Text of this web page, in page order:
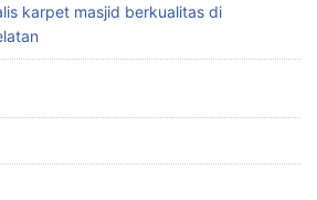
karpet masjid berkualitas di